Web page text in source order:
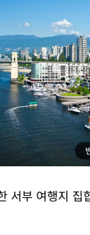
서부 여행지 집